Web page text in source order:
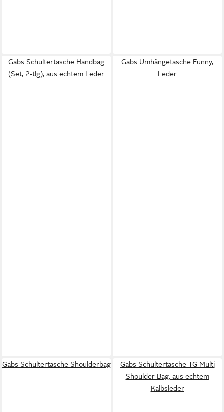
Gabs Schultertasche Handbag
(Set, 2-tlg), aus echtem Leder
Gabs Umhängetasche Funny,
Leder
Gabs Schultertasche Shoulderbag
Gabs Schultertasche TG Multi
Shoulder Bag, aus echtem
Kalbsleder